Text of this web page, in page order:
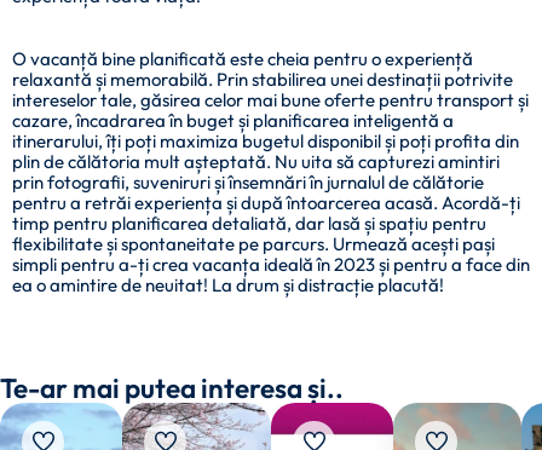
O vacanță bine planificată este cheia pentru o experiență
relaxantă și memorabilă. Prin stabilirea unei destinații potrivite
intereselor tale, găsirea celor mai bune oferte pentru transport și
cazare, încadrarea în buget și planificarea inteligentă a
itinerarului, îți poți maximiza bugetul disponibil și poți profita din
plin de călătoria mult așteptată. Nu uita să capturezi amintiri
prin fotografii, suveniruri și însemnări în jurnalul de călătorie
pentru a retrăi experiența și după întoarcerea acasă. Acordă-ți
timp pentru planificarea detaliată, dar lasă și spațiu pentru
flexibilitate și spontaneitate pe parcurs. Urmează acești pași
simpli pentru a-ți crea vacanța ideală în 2023 și pentru a face din
ea o amintire de neuitat! La drum și distracție placută!
Te-ar mai putea interesa și..